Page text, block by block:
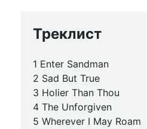
Треклист
1 Enter Sandman
2 Sad But True
3 Holier Than Thou
4 The Unforgiven
5 Wherever I May Roam